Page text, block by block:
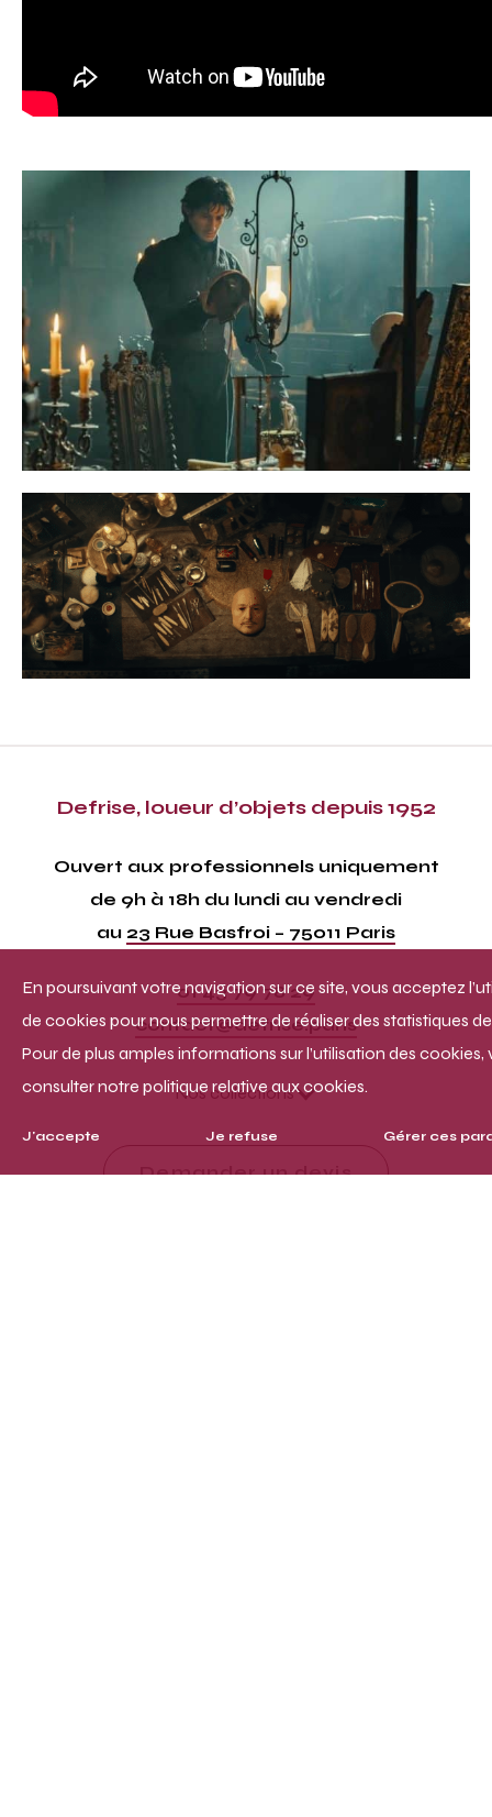
Defrise, loueur d’objets depuis 1952
Ouvert aux professionnels uniquement
de 9h à 18h du lundi au vendredi
au 23 Rue Basfroi – 75011 Paris
01 43 79 78 29
contact@defrise.paris
Nos collections
Demander un devis
En poursuivant votre navigation sur ce site, vous acceptez
de cookies pour nous permettre de réaliser des statistiques
Pour de plus amples informations sur l’utilisation des cookies,
consulter notre politique relative aux cookies.
J'accepte Je refuse Gérer ces